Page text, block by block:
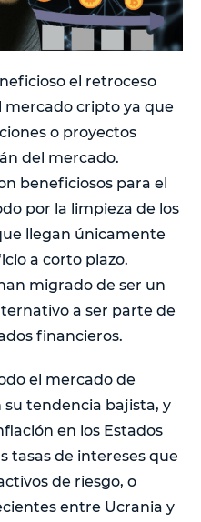
el retroceso
cripto ya que
o proyectos
del mercado.
beneficiosos para el
por la limpieza de los
llegan únicamente
a corto plazo.
migrado de ser un
a ser parte de
financieros.
el mercado de
tendencia bajista, y
en los Estados
tasas de intereses que
de riesgo, o
entre Ucrania y